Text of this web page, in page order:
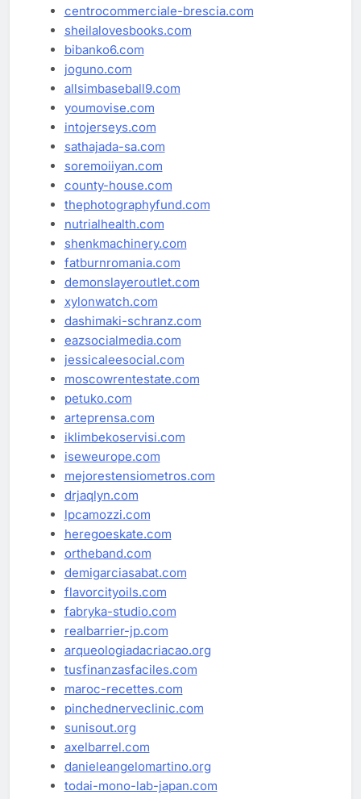
centrocommerciale-brescia.com
sheilalovesbooks.com
bibanko6.com
joguno.com
allsimbaseball9.com
youmovise.com
intojerseys.com
sathajada-sa.com
soremoiiyan.com
county-house.com
thephotographyfund.com
nutrialhealth.com
shenkmachinery.com
fatburnromania.com
demonslayeroutlet.com
xylonwatch.com
dashimaki-schranz.com
eazsocialmedia.com
jessicaleesocial.com
moscowrentestate.com
petuko.com
arteprensa.com
iklimbekoservisi.com
iseweurope.com
mejorestensiometros.com
drjaqlyn.com
lpcamozzi.com
heregoeskate.com
ortheband.com
demigarciasabat.com
flavorcityoils.com
fabryka-studio.com
realbarrier-jp.com
arqueologiadacriacao.org
tusfinanzasfaciles.com
maroc-recettes.com
pinchednerveclinic.com
sunisout.org
axelbarrel.com
danieleangelomartino.org
todai-mono-lab-japan.com